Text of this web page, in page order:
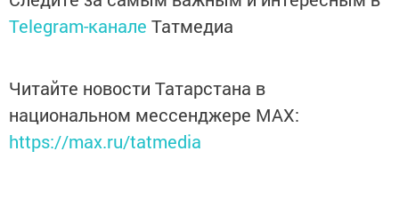
Telegram-канале Татмедиа
Читайте новости Татарстана в
национальном мессенджере MАХ:
https://max.ru/tatmedia